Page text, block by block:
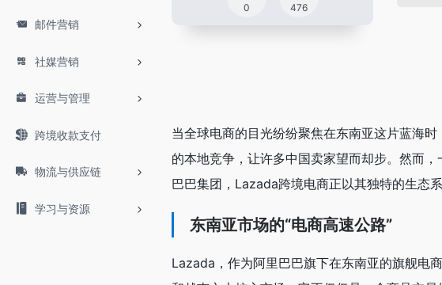
邮件营销
社媒营销
运营与管理
跨境收款支付
物流与供应链
学习与资源
0 476
当全球电商的目光纷纷聚焦在东南亚这片蓝海
的本地竞争，让许多中国卖家望而却步。然而
巴巴集团，Lazada跨境电商正以其独特的生态
东南亚市场的“电商高速公路”
Lazada，作为阿里巴巴旗下在东南亚的旗舰电